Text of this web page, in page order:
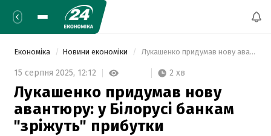
Економіка Новини економіки Лукашенко придумав нову авантюру: у Білорусі банкам "зріжуть" прибутки
15 серпня 2025, 12:12 2 хв
Лукашенко придумав нову
авантюру: у Білорусі банкам
"зріжуть" прибутки